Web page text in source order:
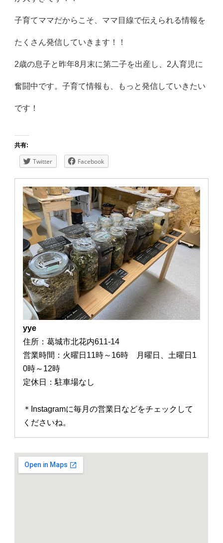
子育てママだからこそ、 ママ目線で伝えられる情報を
たくさん発信していきます！！
2歳の息子と昨年8月末に第二子を出産し、2人育児に
奮闘中です。子育て情報も、 もっと発信していきたい
です！
共有:
Twitter Facebook
yye
住所：葛城市北花内611-14
営業時間：火曜日11時～16時 月曜日、土曜日1
0時～12時
定休日：駐車場なし
＊Instagramに毎月の営業日などをチェックして
くださいね。